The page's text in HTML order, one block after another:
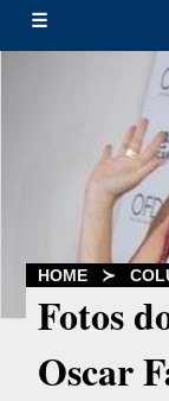
☰
HOME ≻
Fotos
Oscar